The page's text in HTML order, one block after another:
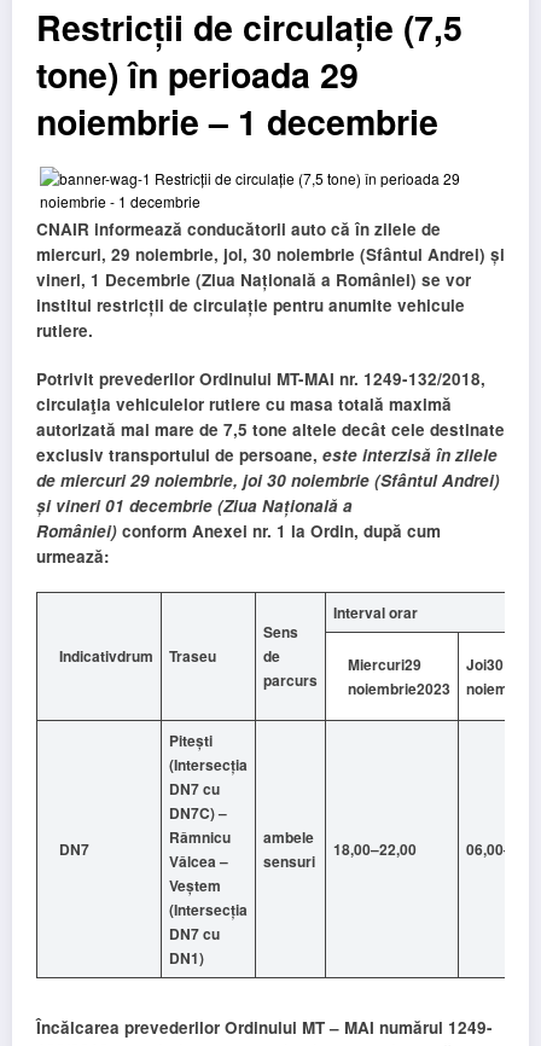
Restricții de circulație (7,5
tone) în perioada 29
noiembrie – 1 decembrie
CNAIR informează conducătorii auto că în zilele de
miercuri, 29 noiembrie, joi, 30 noiembrie (Sfântul Andrei) și
vineri, 1 Decembrie (Ziua Națională a României) se vor
institui restricții de circulație pentru anumite vehicule
rutiere.
Potrivit prevederilor Ordinului MT-MAI nr. 1249-132/2018,
circulaţia vehiculelor rutiere cu masa totală maximă
autorizată mai mare de 7,5 tone altele decât cele destinate
exclusiv transportului de persoane, este interzisă în zilele
de miercuri 29 noiembrie, joi 30 noiembrie (Sfântul Andrei)
și vineri 01 decembrie (Ziua Națională a
României) conform Anexei nr. 1 la Ordin, după cum
urmează:
Indicativdrum Traseu
Sens
de
parcurs
Interval orar
Miercuri29
noiembrie2023
Joi30
noiembrie
DN7
Pitești
(Intersecția
DN7 cu
DN7C) –
Râmnicu
Vâlcea –
Veștem
(Intersecția
DN7 cu
DN1)
ambele
sensuri
18,00–22,00 06,00–
Încălcarea prevederilor Ordinului MT – MAI numărul 1249-